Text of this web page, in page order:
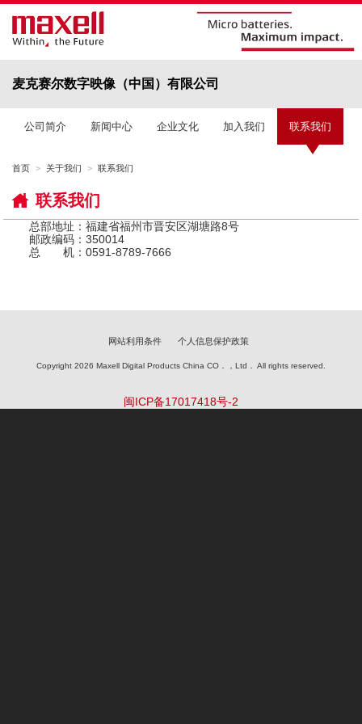
麦克赛尔数字映像（中国）有限公司
公司简介 新闻中心 企业文化 加入我们 联系我们
首页 关于我们 联系我们
联系我们
总部地址：福建省福州市晋安区湖塘路8号
邮政编码：350014
总 机：0591-8789-7666
网站利用条件 个人信息保护政策
Copyright 2026 Maxell Digital Products China CO．，Ltd． All rights reserved.
闽ICP备17017418号-2